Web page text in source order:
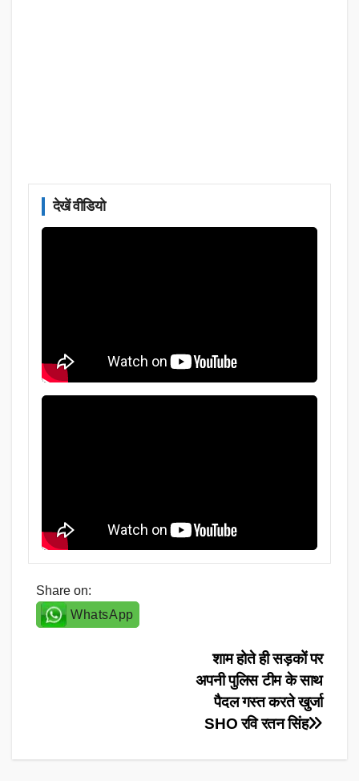
देखें वीडियो
Share on:
WhatsApp
शाम होते ही सड़कों पर
अपनी पुलिस टीम के साथ
पैदल गस्त करते खुर्जा
SHO रवि रतन सिंह